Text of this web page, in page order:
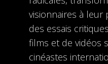
visionnaires à leur
des essais
films et de vidéos
cinéastes